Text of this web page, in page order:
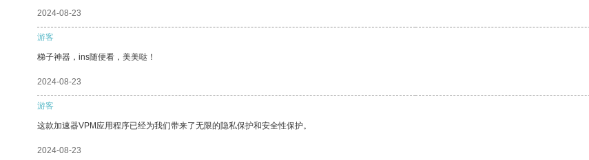
2024-08-23
游客
梯子神器，ins随便看，美美哒！
2024-08-23
游客
这款加速器VPM应用程序已经为我们带来了无限的隐私保护和安全性保护。
2024-08-23